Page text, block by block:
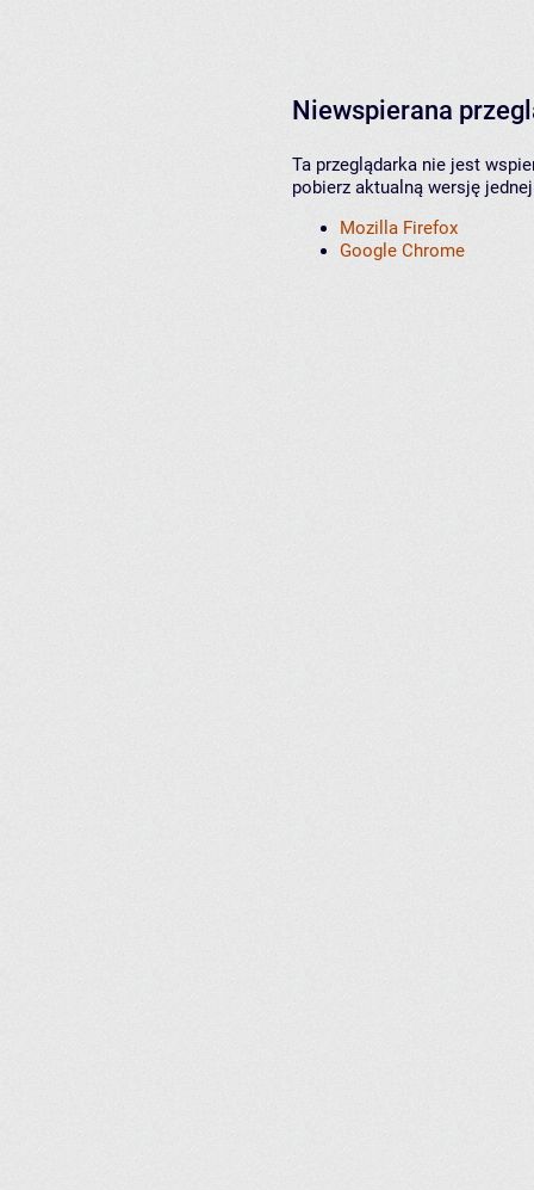
Niewspierana
Ta przeglądarka nie jest
pobierz aktualną wersję
Mozilla Firefox
Google Chrome